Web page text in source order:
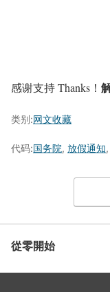
感谢支持 Thanks！
类别:网文收藏
代码:国务院, 放假通知,
從零開始